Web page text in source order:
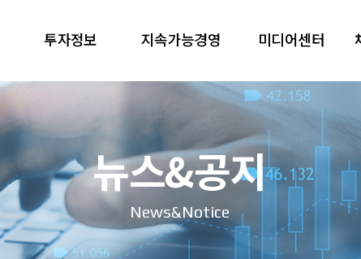
투자정보 지속가능경영 미디어센터
뉴스&공지
News&Notice